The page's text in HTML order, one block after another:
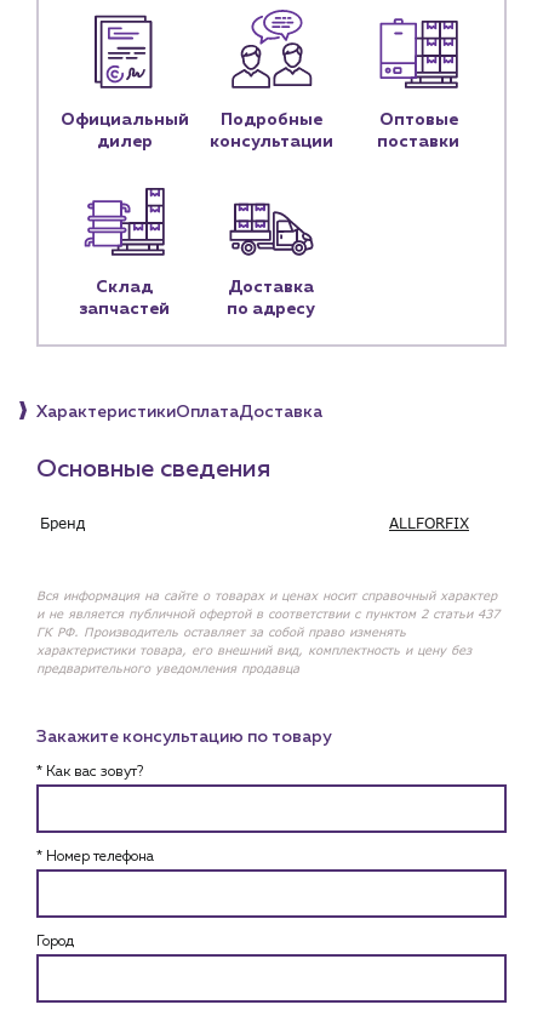
Личный кабинет
Контактные данные
Наши партнёры
Чат-бот
г. Краснодар, ул. Российская, 63
Официальный
дилер
Подробные
консультации
Оптовые
поставки
Склад
запчастей
Доставка
по адресу
ХарактеристикиОплатаДоставка
Основные сведения
Бренд ALLFORFIX
Вся информация на сайте о товарах и ценах носит справочный характер
и не является публичной офертой в соответствии с пунктом 2 статьи 437
ГК РФ. Производитель оставляет за собой право изменять
характеристики товара, его внешний вид, комплектность и цену без
предварительного уведомления продавца
Закажите консультацию по товару
* Как вас зовут?
* Номер телефона
Город